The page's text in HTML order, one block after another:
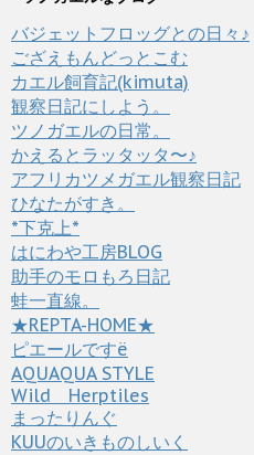
バジェットフロッグとの日々♪
ござえもんどっとこむ
カエル飼育記(kimuta)
観察日記にしよう。
ツノガエルの日常。
かえるとラッタッタ〜♪
アフリカツメガエル観察日記
ひなたがすき。
*下克上*
はにわや工房BLOG
助手のモロもろ日記
蛙一直線。
★REPTA-HOME★
ピエールですё
AQUAQUA STYLE
Wild Herptiles
まったりんぐ
KUUのいきものしいく